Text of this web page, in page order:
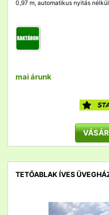
0,97 m, automatikus nyitás
mai árunk
TETŐABLAK ÍVES